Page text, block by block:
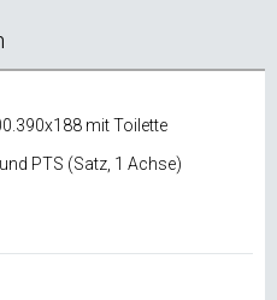
mit Toilette
PTS (Satz, 1 Achse)